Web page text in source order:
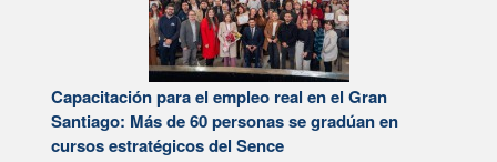
Capacitación para el empleo real en el Gran
Santiago: Más de 60 personas se gradúan en
cursos estratégicos del Sence